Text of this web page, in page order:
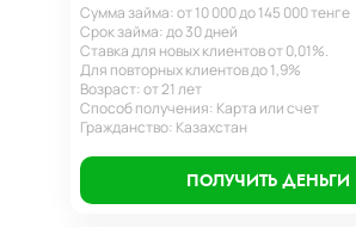
Сумма займа: от 10 000 до 145 000 тенге
Срок займа: до 30 дней
Ставка для новых клиентов от 0,01%.
Для повторных клиентов до 1,9%
Возраст: от 21 лет
Способ получения: Карта или счет
Гражданство: Казахстан
ПОЛУЧИТЬ ДЕНЬГИ